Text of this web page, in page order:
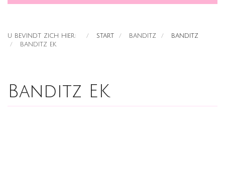
U BEVINDT ZICH HIER: START BANDITZ
BANDITZ
BANDITZ EK
Banditz EK